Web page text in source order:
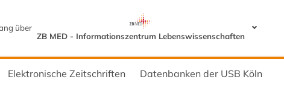
über
ZB MED - Informationszentrum Lebenswissenschaften
Elektronische Zeitschriften Datenbanken der USB Köln